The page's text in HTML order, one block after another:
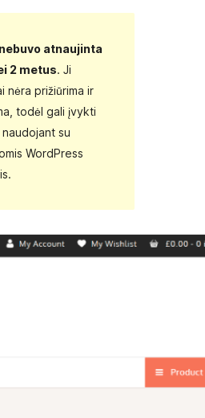
nebuvo atnaujinta
2 metus. Ji
nėra prižiūrima ir
todėl gali įvykti
su
WordPress